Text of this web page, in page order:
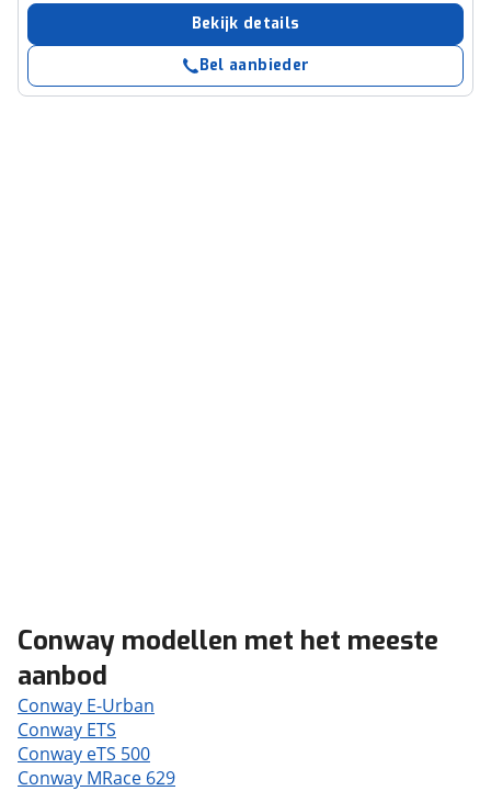
Bekijk details
Bel aanbieder
Conway modellen met het meeste
aanbod
Conway E-Urban
Conway ETS
Conway eTS 500
Conway MRace 629